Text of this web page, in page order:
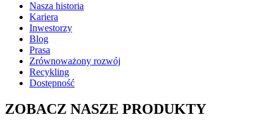
Nasza historia
Kariera
Inwestorzy
Blog
Prasa
Zrównoważony rozwój
Recykling
Dostępność
ZOBACZ NASZE PRODUKTY